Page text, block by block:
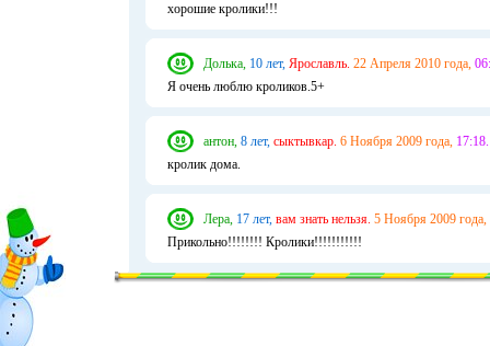
хорошие кролики!!!
Долька, 10 лет, Ярославль. 22 Апреля 2010 года,
Я очень люблю кроликов.5+
антон, 8 лет, сыктывкар. 6 Ноября 2009 года, 17:18.
кролик дома.
Лера, 17 лет, вам знать нельзя. 5 Ноября 2009 года,
Прикольно!!!!!!!! Кролики!!!!!!!!!!!